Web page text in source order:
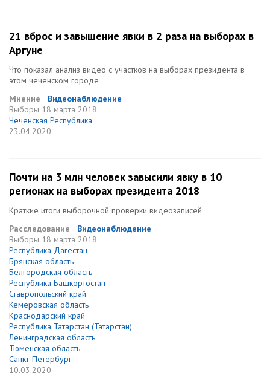
21 вброс и завышение явки в 2 раза на выборах в
Аргуне
Что показал анализ видео с участков на выборах президента в
этом чеченском городе
Мнение
Видеонаблюдение
Выборы 18 марта 2018
Чеченская Республика
23.04.2020
Почти на 3 млн человек завысили явку в 10
регионах на выборах президента 2018
Краткие итоги выборочной проверки видеозаписей
Расследование
Видеонаблюдение
Выборы 18 марта 2018
Республика Дагестан
Брянская область
Белгородская область
Республика Башкортостан
Ставропольский край
Кемеровская область
Краснодарский край
Республика Татарстан (Татарстан)
Ленинградская область
Тюменская область
Санкт-Петербург
10.03.2020